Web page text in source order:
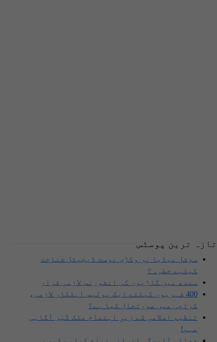
تازہ ترین پوسٹس
سوشل میڈیا پر وکڑی پوسٹ ڈیجیٹل شناخت
کیلیے خطرہ؟
سندھ میں گاڑیوں کی انشورنس لازمی قرار
400 شہریوں کیلئے ایک پولیس اہلکار لازمی،
کراچی میں صورتحال کیا ہے؟
تنظیم اسلامی کے زیرِ اہتمام ملک گیر آگاہی
مہم!
فضائی آلودگی انسانی دماغ کیلیے کیسے